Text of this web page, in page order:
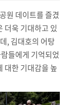
원 데이트를 즐겼
더욱 기대하고 있
, 김대호의 어탕
들에게 기억되었
대한 기대감을 높